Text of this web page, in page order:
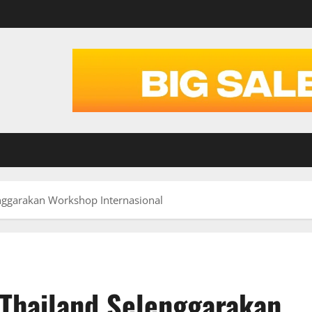
Workshop Internasional